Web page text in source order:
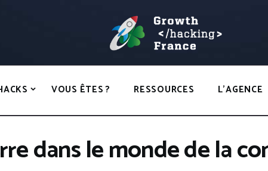
VOUS ÊTES ? RESSOURCES L’AGENCE
dans le monde de la
GROWTH HACKING FRANCE
VOUS ÊTES ?
RESSOURCES
CONTACT